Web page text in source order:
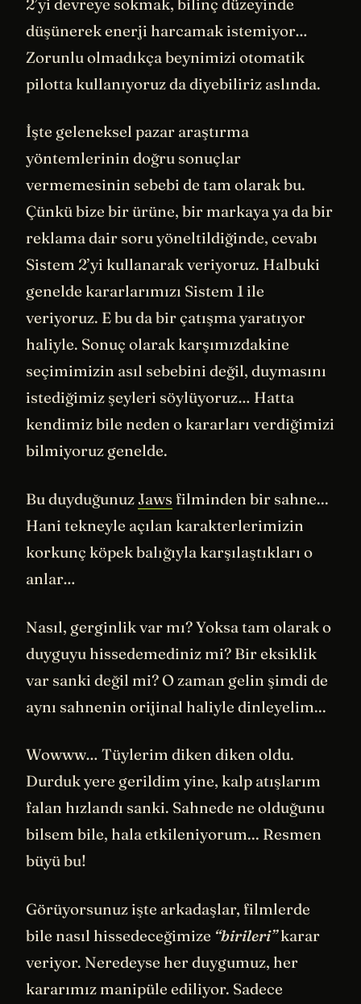
düşünerek enerji harcamak istemiyor…
Zorunlu olmadıkça beynimizi otomatik
pilotta kullanıyoruz da diyebiliriz aslında.
İşte geleneksel pazar araştırma
yöntemlerinin doğru sonuçlar
vermemesinin sebebi de tam olarak bu.
Çünkü bize bir ürüne, bir markaya ya da bir
reklama dair soru yöneltildiğinde, cevabı
Sistem 2’yi kullanarak veriyoruz. Halbuki
genelde kararlarımızı Sistem 1 ile
veriyoruz. E bu da bir çatışma yaratıyor
haliyle. Sonuç olarak karşımızdakine
seçimimizin asıl sebebini değil, duymasını
istediğimiz şeyleri söylüyoruz… Hatta
kendimiz bile neden o kararları verdiğimizi
bilmiyoruz genelde.
Bu duyduğunuz Jaws filminden bir sahne...
Hani tekneyle açılan karakterlerimizin
korkunç köpek balığıyla karşılaştıkları o
anlar…
Nasıl, gerginlik var mı? Yoksa tam olarak o
duyguyu hissedemediniz mi? Bir eksiklik
var sanki değil mi? O zaman gelin şimdi de
aynı sahnenin orijinal haliyle dinleyelim...
Wowww… Tüylerim diken diken oldu.
Durduk yere gerildim yine, kalp atışlarım
falan hızlandı sanki. Sahnede ne olduğunu
bilsem bile, hala etkileniyorum... Resmen
büyü bu!
Görüyorsunuz işte arkadaşlar, filmlerde
bile nasıl hissedeceğimize “birileri”karar
veriyor. Neredeyse her duygumuz, her
kararımız manipüle ediliyor. Sadece